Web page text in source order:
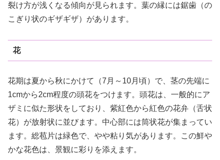
裂け方が浅くなる傾向が見られます。葉の縁には鋸歯（の
こぎり状のギザギザ）があります。
花
花期は夏から秋にかけて（7月～10月頃）で、茎の先端に
1cmから2cm程度の頭花をつけます。頭花は、一般的にア
ザミに似た形状をしており、紫紅色から紅色の花弁（舌状
花）が放射状に並びます。中心部には筒状花が集まってい
ます。総苞片は緑色で、やや粘り気があります。この鮮や
かな花色は、景観に彩りを添えます。